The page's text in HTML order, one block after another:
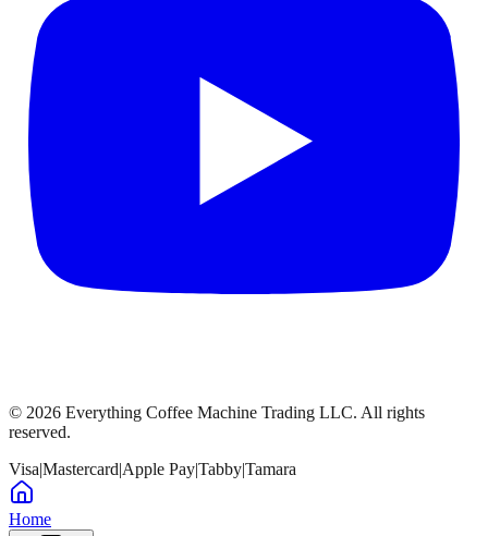
© 2026 Everything Coffee Machine Trading LLC. All rights
reserved.
Visa|Mastercard|Apple Pay|Tabby|Tamara
Home